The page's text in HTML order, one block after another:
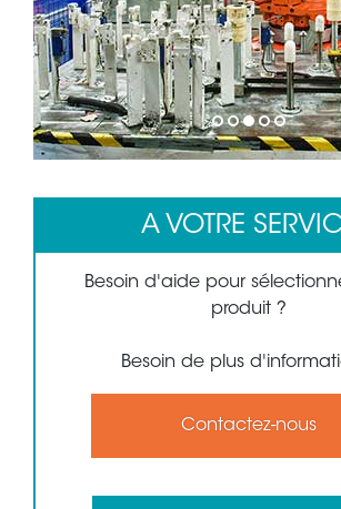
1 2 3 4 5
A VOTRE
Besoin d'aide pour
produit ?
Besoin de plus
Contactez-nous